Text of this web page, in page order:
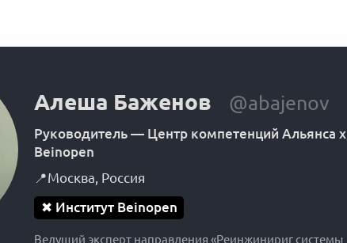
Алеша Баженов @abajenov
Руководитель — Центр компетенций Альянса x
Beinopen
📍Москва Россия
✖ Институт Beinopen
Ведущий эксперт направления «Реинжинириг системы